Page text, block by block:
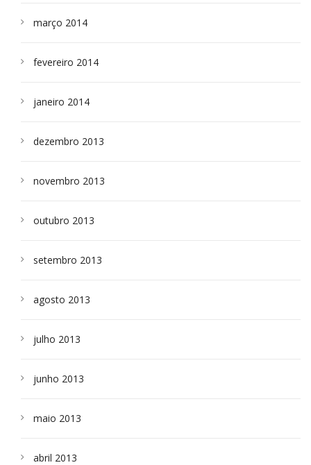
março 2014
fevereiro 2014
janeiro 2014
dezembro 2013
novembro 2013
outubro 2013
setembro 2013
agosto 2013
julho 2013
junho 2013
maio 2013
abril 2013